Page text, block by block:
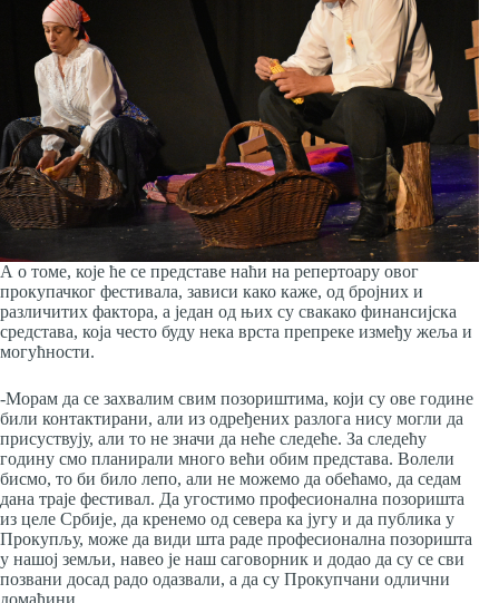
А о томе, које ће се представе наћи на репертоару овог
прокупачког фестивала, зависи како каже, од бројних и
различитих фактора, а један од њих су свакако финансијска
средстава, која често буду нека врста препреке између жеља и
могућности.
-Морам да се захвалим свим позориштима, који су ове године
били контактирани, али из одређених разлога нису могли да
присуствују, али то не значи да неће следеће. За следећу
годину смо планирали много већи обим представа. Волели
бисмо, то би било лепо, али не можемо да обећамо, да седам
дана траје фестивал. Да угостимо професионална позоришта
из целе Србије, да кренемо од севера ка југу и да публика у
Прокупљу, може да види шта раде професионална позоришта
у нашој земљи, навео је наш саговорник и додао да су се сви
позвани досад радо одазвали, а да су Прокупчани одлични
домаћини.